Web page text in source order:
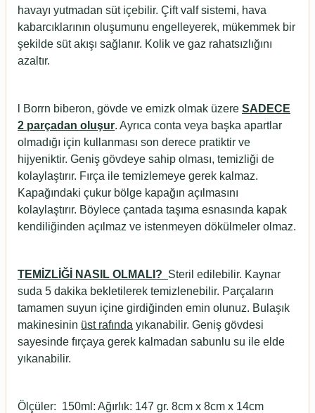
havayı yutmadan süt içebilir. Çift valf sistemi, hava
kabarcıklarının oluşumunu engelleyerek, mükemmek bir
şekilde süt akışı sağlanır. Kolik ve gaz rahatsızlığını
azaltır.
Borrn biberon, gövde ve emizk olmak üzere SADECE
2 parçadan oluşur. Ayrıca conta veya başka apartlar
olmadığı için kullanması son derece pratiktir ve
hijyeniktir. Geniş gövdeye sahip olması, temizliği de
kolaylaştırır. Fırça ile temizlemeye gerek kalmaz.
Kapağındaki çukur bölge kapağın açılmasını
kolaylaştırır. Böylece çantada taşıma esnasında kapak
kendiliğinden açılmaz ve istenmeyen dökülmeler olmaz.
TEMİZLİĞİ NASIL OLMALI? Steril edilebilir. Kaynar
suda 5 dakika bekletilerek temizlenebilir. Parçaların
tamamen suyun içine girdiğinden emin olunuz. Bulaşık
makinesinin üst rafında yıkanabilir. Geniş gövdesi
sayesinde fırçaya gerek kalmadan sabunlu su ile elde
yıkanabilir.
Ölçüler: 150ml: Ağırlık: 147 gr. 8cm x 8cm x 14cm